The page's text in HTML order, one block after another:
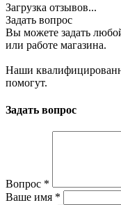
Загрузка отзывов...
Задать вопрос
Вы можете задать
или работе магазина.
Наши
помогут.
Задать вопрос
Вопрос *
Ваше имя *